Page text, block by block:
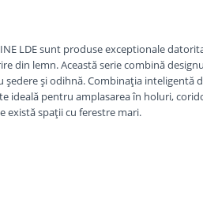
LDE sunt produse exceptionale
din lemn. Această serie combină
și odihnă. Combinația
ideală pentru amplasarea în holuri,
există spații cu ferestre mari.